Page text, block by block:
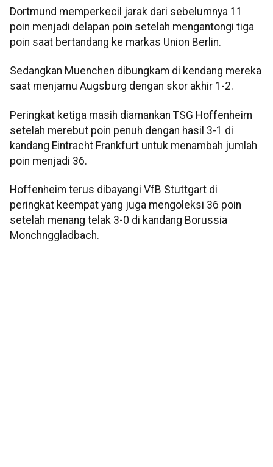
Dortmund memperkecil jarak dari sebelumnya 11
poin menjadi delapan poin setelah mengantongi tiga
poin saat bertandang ke markas Union Berlin.
Sedangkan Muenchen dibungkam di kendang mereka
saat menjamu Augsburg dengan skor akhir 1-2.
Peringkat ketiga masih diamankan TSG Hoffenheim
setelah merebut poin penuh dengan hasil 3-1 di
kandang Eintracht Frankfurt untuk menambah jumlah
poin menjadi 36.
Hoffenheim terus dibayangi VfB Stuttgart di
peringkat keempat yang juga mengoleksi 36 poin
setelah menang telak 3-0 di kandang Borussia
Monchnggladbach.